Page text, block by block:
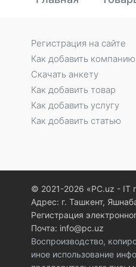
Регистрация на сайте
Как добавить компанию
Скачать анкету
Как добавить товар
Как добавить услугу
Как добавить статью
© 2021-2026 «PC.uz - IT
Адрес: г. Ташкент,
Регистрация
Почта: info@pc.uz
Воспроизводство,
иное использование